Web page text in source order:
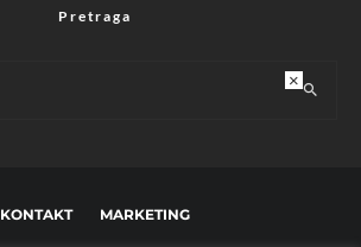
Pretraga
KONTAKT MARKETING
×